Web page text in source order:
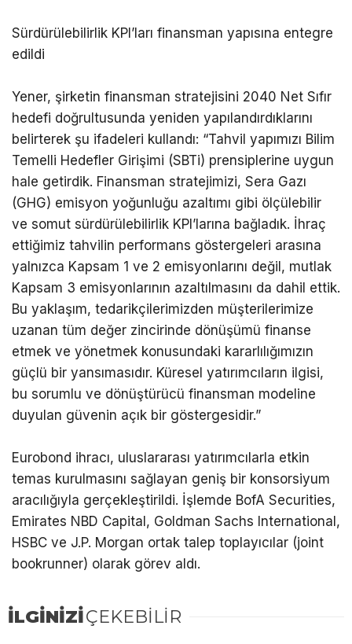
Sürdürülebilirlik KPI’ları finansman yapısına entegre
edildi
Yener, şirketin finansman stratejisini 2040 Net Sıfır
hedefi doğrultusunda yeniden yapılandırdıklarını
belirterek şu ifadeleri kullandı: “Tahvil yapımızı Bilim
Temelli Hedefler Girişimi (SBTi) prensiplerine uygun
hale getirdik. Finansman stratejimizi, Sera Gazı
(GHG) emisyon yoğunluğu azaltımı gibi ölçülebilir
ve somut sürdürülebilirlik KPI’larına bağladık. İhraç
ettiğimiz tahvilin performans göstergeleri arasına
yalnızca Kapsam 1 ve 2 emisyonlarını değil, mutlak
Kapsam 3 emisyonlarının azaltılmasını da dahil ettik.
Bu yaklaşım, tedarikçilerimizden müşterilerimize
uzanan tüm değer zincirinde dönüşümü finanse
etmek ve yönetmek konusundaki kararlılığımızın
güçlü bir yansımasıdır. Küresel yatırımcıların ilgisi,
bu sorumlu ve dönüştürücü finansman modeline
duyulan güvenin açık bir göstergesidir.”
Eurobond ihracı, uluslararası yatırımcılarla etkin
temas kurulmasını sağlayan geniş bir konsorsiyum
aracılığıyla gerçekleştirildi. İşlemde BofA Securities,
Emirates NBD Capital, Goldman Sachs International,
HSBC ve J.P. Morgan ortak talep toplayıcılar (joint
bookrunner) olarak görev aldı.
İLGİNİZİÇEKEBİLİR